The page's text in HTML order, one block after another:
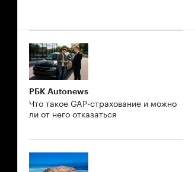
РБК Autonews
Что такое GAP-страхование и можно
ли от него отказаться